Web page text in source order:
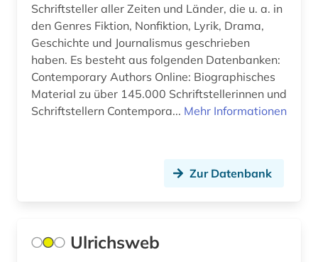
französisch (3)
frauen- und geschlechterforschung (1)
frauenforschung (1)
freie universität berlin (1)
galloromanistik (7)
Schriftsteller aller Zeiten und Länder, die u. a. in
den Genres Fiktion, Nonfiktion, Lyrik, Drama,
Geschichte und Journalismus geschrieben
haben. Es besteht aus folgenden Datenbanken:
Contemporary Authors Online: Biographisches
Material zu über 145.000 Schriftstellerinnen und
Schriftstellern Contempora... Mehr Informationen
Zur Datenbank
Ulrichsweb